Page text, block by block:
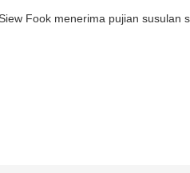
Fook menerima pujian susulan